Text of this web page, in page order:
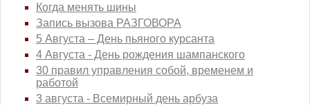
Когда менять шины
Запись вызова РАЗГОВОРА
5 Августа – День пьяного курсанта
4 Августа - День рождения шампанского
30 правил управления собой, временем и
работой
3 августа - Всемирный день арбуза